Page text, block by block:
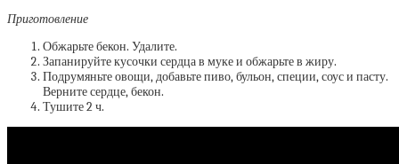
Приготовление
Обжарьте бекон. Удалите.
Запанируйте кусочки сердца в муке и обжарьте в жиру.
Подрумяньте овощи, добавьте пиво, бульон, специи, соус и пасту.
Верните сердце, бекон.
Тушите 2 ч.